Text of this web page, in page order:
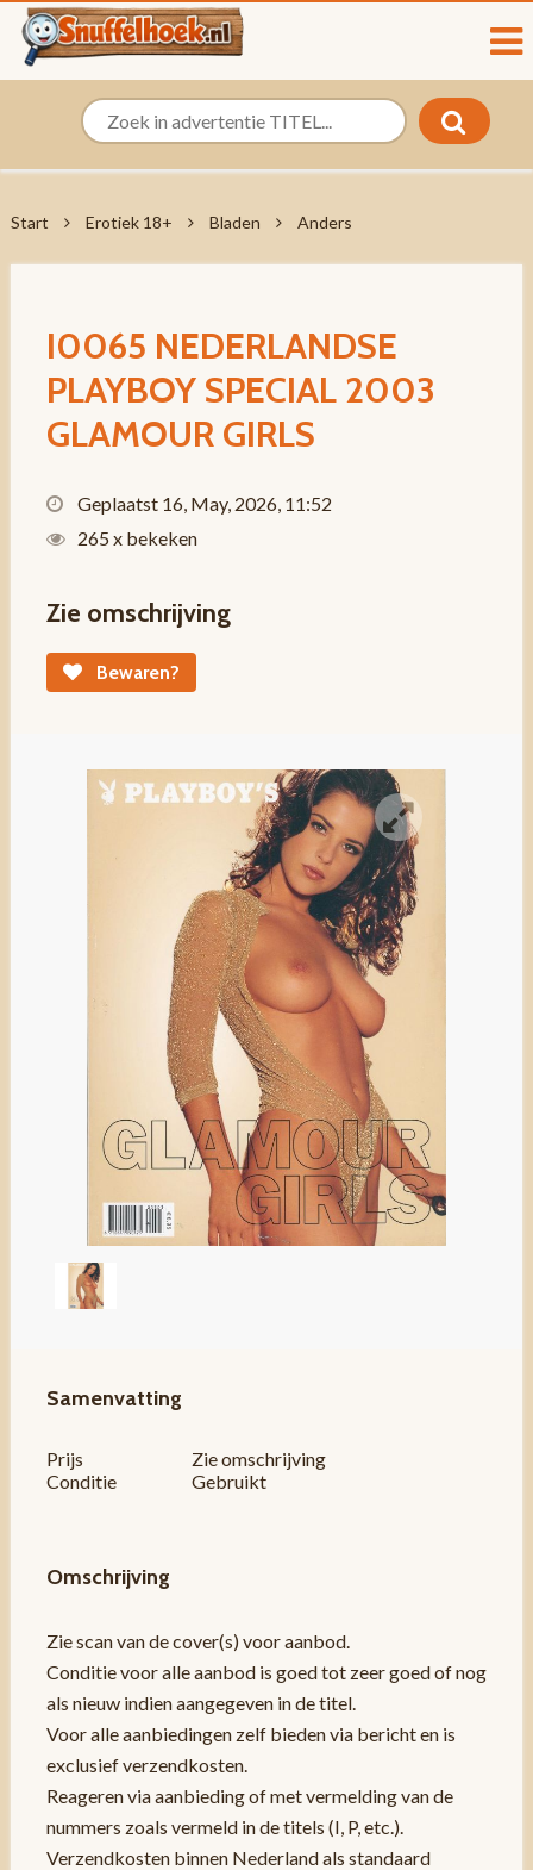
Start Erotiek 18+ Bladen Anders
I0065 NEDERLANDSE
PLAYBOY SPECIAL 2003
GLAMOUR GIRLS
Geplaatst 16, May, 2026, 11:52
265 x bekeken
Zie omschrijving
Bewaren?
Samenvatting
Prijs
Zie omschrijving
Conditie
Gebruikt
Omschrijving
Zie scan van de cover(s) voor aanbod.
Conditie voor alle aanbod is goed tot zeer goed of nog
als nieuw indien aangegeven in de titel.
Voor alle aanbiedingen zelf bieden via bericht en is
exclusief verzendkosten.
Reageren via aanbieding of met vermelding van de
nummers zoals vermeld in de titels (I, P, etc.).
Verzendkosten binnen Nederland als standaard